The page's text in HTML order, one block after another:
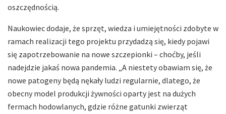
oszczędnością.
Naukowiec dodaje, że sprzęt, wiedza i umiejętności zdobyte w
ramach realizacji tego projektu przydadzą się, kiedy pojawi
się zapotrzebowanie na nowe szczepionki – choćby, jeśli
nadejdzie jakaś nowa pandemia. „A niestety obawiam się, że
nowe patogeny będą nękały ludzi regularnie, dlatego, że
obecny model produkcji żywności oparty jest na dużych
fermach hodowlanych, gdzie różne gatunki zwierząt